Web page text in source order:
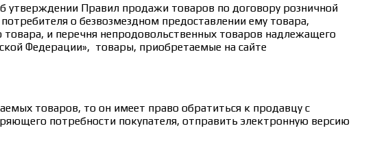
утверждении Правил продажи товаров по договору розничной
о безвозмездном предоставлении ему товара,
и перечня непродовольственных товаров надлежащего
Федерации», товары, приобретаемые на сайте
товаров, то он имеет право обратиться к продавцу с
потребности покупателя, отправить электронную версию